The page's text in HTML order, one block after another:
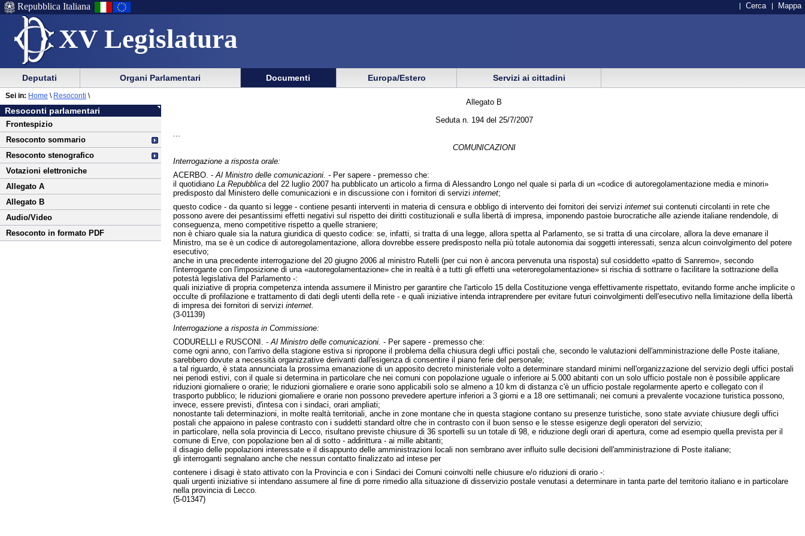
XV Legislatura
Menu
di
ausilio
alla
navigazione
Menu
di
navigazione
principale
Repubblica Italiana Cerca Mappa
Menu
di
navigazione
principale
menu
di
sezione
Deputati Organi Parlamentari Documenti Europa/Estero Servizi ai cittadini
Vai
al
contenuto
Resoconti parlamentari
Frontespizio
Resoconto sommario
Resoconto stenografico
Votazioni elettroniche
Allegato A
Allegato B
Audio/Video
Resoconto in formato PDF
Sei in: Home \ Resoconti \
Allegato B
Seduta n. 194 del 25/7/2007
COMUNICAZIONI
Interrogazione a risposta orale:
ACERBO. - Al Ministro delle comunicazioni. -Per sapere - premesso che:
il quotidiano La Repubblicadel 22 luglio 2007 ha pubblicato un articolo a firma di Alessandro Longo nel quale si parla di un «codice di autoregolamentazione media e minori»
predisposto dal Ministero delle comunicazioni e in discussione con i fornitori di servizi internet;
questo codice - da quanto si legge - contiene pesanti interventi in materia di censura e obbligo di intervento dei fornitori dei servizi internetsui contenuti circolanti in rete che
possono avere dei pesantissimi effetti negativi sul rispetto dei diritti costituzionali e sulla libertà di impresa, imponendo pastoie burocratiche alle aziende italiane rendendole, di
conseguenza, meno competitive rispetto a quelle straniere;
non è chiaro quale sia la natura giuridica di questo codice: se, infatti, si tratta di una legge, allora spetta al Parlamento, se si tratta di una circolare, allora la deve emanare il
Ministro, ma se è un codice di autoregolamentazione, allora dovrebbe essere predisposto nella più totale autonomia dai soggetti interessati, senza alcun coinvolgimento del potere
esecutivo;
anche in una precedente interrogazione del 20 giugno 2006 al ministro Rutelli (per cui non è ancora pervenuta una risposta) sul cosiddetto «patto di Sanremo», secondo
l'interrogante con l'imposizione di una «autoregolamentazione» che in realtà è a tutti gli effetti una «eteroregolamentazione» si rischia di sottrarre o facilitare la sottrazione della
potestà legislativa del Parlamento -:
quali iniziative di propria competenza intenda assumere il Ministro per garantire che l'articolo 15 della Costituzione venga effettivamente rispettato, evitando forme anche implicite o
occulte di profilazione e trattamento di dati degli utenti della rete - e quali iniziative intenda intraprendere per evitare futuri coinvolgimenti dell'esecutivo nella limitazione della libertà
di impresa dei fornitori di servizi internet.
(3-01139)
Interrogazione a risposta in Commissione:
CODURELLI e RUSCONI. - Al Ministro delle comunicazioni. - Per sapere - premesso che:
come ogni anno, con l'arrivo della stagione estiva si ripropone il problema della chiusura degli uffici postali che, secondo le valutazioni dell'amministrazione delle Poste italiane,
sarebbero dovute a necessità organizzative derivanti dall'esigenza di consentire il piano ferie del personale;
a tal riguardo, è stata annunciata la prossima emanazione di un apposito decreto ministeriale volto a determinare standard minimi nell'organizzazione del servizio degli uffici postali
nei periodi estivi, con il quale si determina in particolare che nei comuni con popolazione uguale o inferiore ai 5.000 abitanti con un solo ufficio postale non è possibile applicare
riduzioni giornaliere o orarie; le riduzioni giornaliere e orarie sono applicabili solo se almeno a 10 km di distanza c'è un ufficio postale regolarmente aperto e collegato con il
trasporto pubblico; le riduzioni giornaliere e orarie non possono prevedere aperture inferiori a 3 giorni e a 18 ore settimanali; nei comuni a prevalente vocazione turistica possono,
invece, essere previsti, d'intesa con i sindaci, orari ampliati;
nonostante tali determinazioni, in molte realtà territoriali, anche in zone montane che in questa stagione contano su presenze turistiche, sono state avviate chiusure degli uffici
postali che appaiono in palese contrasto con i suddetti standard oltre che in contrasto con il buon senso e le stesse esigenze degli operatori del servizio;
in particolare, nella sola provincia di Lecco, risultano previste chiusure di 36 sportelli su un totale di 98, e riduzione degli orari di apertura, come ad esempio quella prevista per il
comune di Erve, con popolazione ben al di sotto - addirittura - ai mille abitanti;
il disagio delle popolazioni interessate e il disappunto delle amministrazioni locali non sembrano aver influito sulle decisioni dell'amministrazione di Poste italiane;
gli interroganti segnalano anche che nessun contatto finalizzato ad intese per
contenere i disagi è stato attivato con la Provincia e con i Sindaci dei Comuni coinvolti nelle chiusure e/o riduzioni di orario -:
quali urgenti iniziative si intendano assumere al fine di porre rimedio alla situazione di disservizio postale venutasi a determinare in tanta parte del territorio italiano e in particolare
nella provincia di Lecco.
(5-01347)